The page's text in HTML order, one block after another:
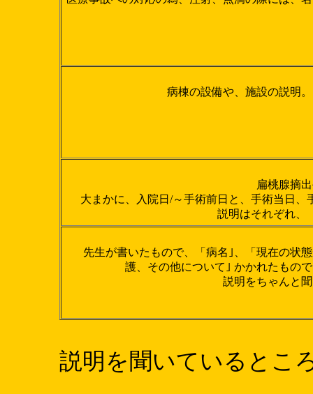
病棟の設備や、施設の説明
扁桃腺摘
大まかに、入院日/～手術前日と、手術当日
説明はそれぞれ、
先生が書いたもので、「病名｣、「現在の状
護、その他について｣ かかれたもの
説明をちゃんと
説明を聞いているとこ